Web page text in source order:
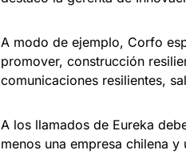
A modo de ejemplo, Corfo
promover, construcción
comunicaciones resilientes,
A los llamados de Eureka
menos una empresa chilena